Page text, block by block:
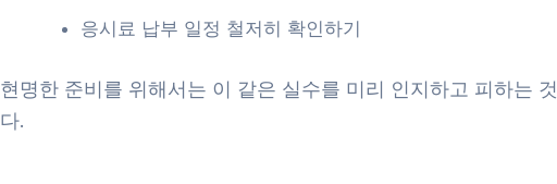
응시료 납부 일정 철저히 확인하기
현명한 준비를 위해서는 이 같은 실수를 미리 인지하고 피하는
다.